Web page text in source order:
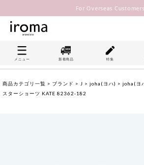
For Overseas Customers
メニュー 新着商品 特集
商品カテゴリ一覧 > ブランド > J > joha(ヨハ) > joha(ヨ
スターショーツ KATE 82362-182